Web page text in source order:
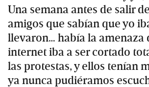
Una semana antes de salir
amigos que sabían que yo
llevaron… había la amenaza
internet iba a ser cortado
las protestas, y ellos tenían
ya nunca pudiéramos